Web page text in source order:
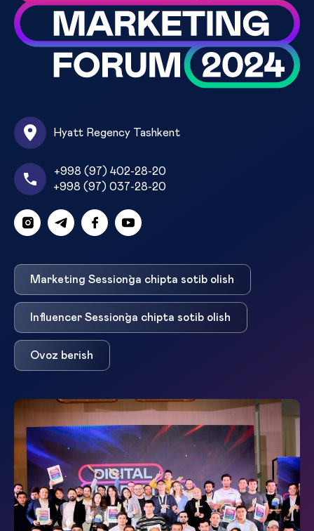
Hyatt Regency Tashkent
+998 (97) 402-28-20
+998 (97) 037-28-20
Marketing Session`ga chipta sotib olish
Influencer Session`ga chipta sotib olish
Ovoz berish